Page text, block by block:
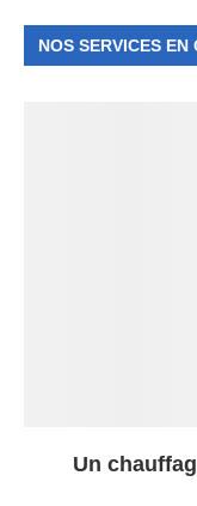
NOS SERVICES
Un